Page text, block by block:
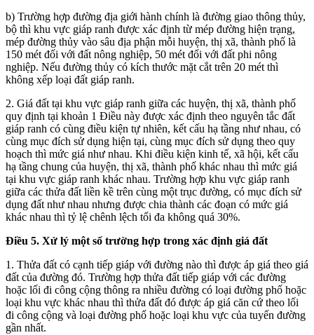
b) Trường hợp đường địa giới hành chính là đường giao thông thủy,
bộ thì khu vực giáp ranh được xác định từ mép đường hiện trạng,
mép đường thủy vào sâu địa phận mỗi huyện, thị xã, thành phố là
150 mét đối với đất nông nghiệp, 50 mét đối với đất phi nông
nghiệp. Nếu đường thủy có kích thước mặt cắt trên 20 mét thì
không xếp loại đất giáp ranh.
2. Giá đất tại khu vực giáp ranh giữa các huyện, thị xã, thành phố
quy định tại khoản 1 Điều này được xác định theo nguyên tắc đất
giáp ranh có cùng điều kiện tự nhiên, kết cấu hạ tầng như nhau, có
cùng mục đích sử dụng hiện tại, cùng mục đích sử dụng theo quy
hoạch thì mức giá như nhau. Khi điều kiện kinh tế, xã hội, kết cấu
hạ tầng chung của huyện, thị xã, thành phố khác nhau thì mức giá
tại khu vực giáp ranh khác nhau. Trường hợp khu vực giáp ranh
giữa các thửa đất liền kề trên cùng một trục đường, có mục đích sử
dụng đất như nhau nhưng được chia thành các đoạn có mức giá
khác nhau thì tỷ lệ chênh lệch tối đa không quá 30%.
Điều 5. Xử lý một số trường hợp trong xác định giá đất
1. Thửa đất có cạnh tiếp giáp với đường nào thì được áp giá theo giá
đất của đường đó. Trường hợp thửa đất tiếp giáp với các đường
hoặc lối đi công cộng thông ra nhiều đường có loại đường phố hoặc
loại khu vực khác nhau thì thửa đất đó được áp giá căn cứ theo lối
đi công cộng và loại đường phố hoặc loại khu vực của tuyến đường
gần nhất.